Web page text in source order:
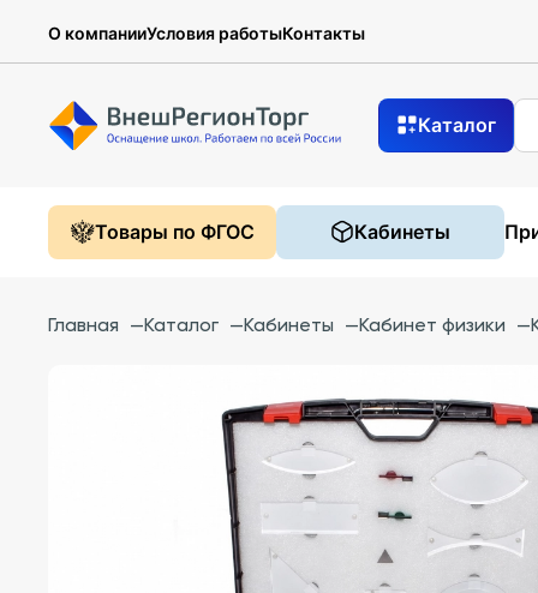
О компанииУсловия работыКонтакты
Каталог
Товары по ФГОС Кабинеты
Главная —Каталог —Кабинеты —Кабинет физики —